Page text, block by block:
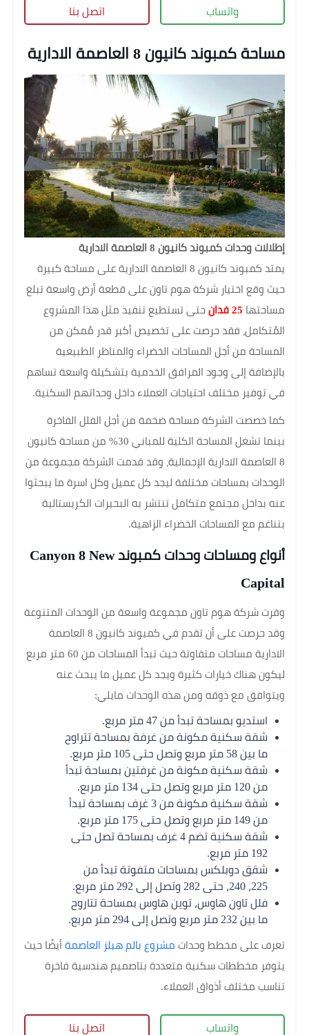
واتساب اتصل بنا
مساحة كمبوند كانيون 8 العاصمة الادارية
إطلالات وحدات كمبوند كانيون 8 العاصمة الادارية
يمتد كمبوند كانيون 8 العاصمة الادارية على مساحة كبيرة
حيث وقع اختيار شركة هوم تاون على قطعة أرض واسعة تبلغ
مساحتها 25 فدان
حتى تستطيع تنفيذ مثل هذا المشروع
المُتكامل، فقد حرصت على تخصيص أكبر قدر مُمكن من
المساحة من أجل المساحات الخضراء والمناظر الطبيعية
بالإضافة إلى وجود المرافق الخدمية بتشكيلة واسعة تساهم
في توفير مختلف احتياجات العملاء داخل وحداتهم السكنية.
كما خصصت الشركة مساحة ضخمة من أجل الفلل الفاخرة
بينما تشغل المساحة الكلية للمباني 30% من مساحة كانيون
8 العاصمة الادارية الإجمالية، وقد قدمت الشركة مجموعة من
الوحدات بمساحات مختلفة ليجد كل عميل وكل اسرة ما يبحثوا
عنه بداخل مجتمع متكامل تنتشر به البحيرات الكريستالية
بتناغم مع المساحات الخضراء الزاهية.
أنواع ومساحات وحدات كمبوند Canyon 8 New
Capital
وفرت شركة هوم تاون مجموعة واسعة من الوحدات المتنوعة
وقد حرصت على أن تقدم في كمبوند كانيون 8 العاصمة
الادارية مساحات متفاوتة حيث تبدأ المساحات من 60 متر مربع
ليكون هناك خيارات كثيرة ويجد كل عميل ما يبحث عنه
ويتوافق مع ذوقه ومن هذه الوحدات مايلي:
استديو بمساحة تبدأ من 47 متر مربع.
شقة سكنية مكونة من غرفة بمساحة تتراوح
ما بين 58 متر مربع وتصل حتى 105 متر مربع.
شقة سكنية مكونة من غرفتين بمساحة تبدأ
من 120 متر مربع وتصل حتى 134 متر مربع.
شقة سكنية مكونة من 3 غرف بمساحة تبدأ
من 149 متر مربع وتصل حتى 175 متر مربع.
شقة سكنية تضم 4 غرف بمساحة تصل حتى
192 متر مربع.
شقق دوبلكس بمساحات متفوتة تبدأ من
225، 240، حتى 282 وتصل إلى 292 متر مربع.
فلل تاون هاوس، توين هاوس بمساحة تتاروح
ما بين 232 متر مربع وتصل إلى 294 متر مربع.
تعرف على مخطط وحدات مشروع بالم هيلز العاصمة أيضًا حيث
يتوفر مخططات سكنية متعددة بتاصميم هندسية فاخرة
تناسب مختلف أذواق العملاء.
واتساب اتصل بنا